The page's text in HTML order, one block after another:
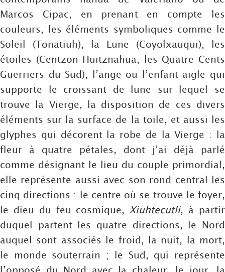
Marcos Cipac, en prenant en compte les
couleurs, les éléments symboliques comme le
Soleil (Tonatiuh), la Lune (Coyolxauqui), les
étoiles (Centzon Huitznahua, les Quatre Cents
Guerriers du Sud), l’ange ou l’enfant aigle qui
supporte le croissant de lune sur lequel se
trouve la Vierge, la disposition de ces divers
éléments sur la surface de la toile, et aussi les
glyphes qui décorent la robe de la Vierge : la
fleur à quatre pétales, dont j’ai déjà parlé
comme désignant le lieu du couple primordial,
elle représente aussi avec son rond central les
cinq directions : le centre où se trouve le foyer,
le dieu du feu cosmique, Xiuhtecutli, à partir
duquel partent les quatre directions, le Nord
auquel sont associés le froid, la nuit, la mort,
le monde souterrain ; le Sud, qui représente
l’opposé du Nord avec la chaleur, le jour, la